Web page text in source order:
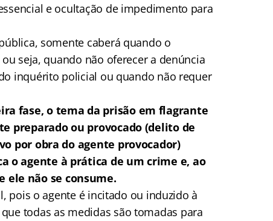
e ocultação de impedimento para
somente caberá quando o
seja, quando não oferecer a denúncia
inquérito policial ou quando não requer
fase, o tema da prisão em flagrante
preparado ou provocado (delito de
por obra do agente provocador)
o agente à prática de um crime e, ao
ele não se consume.
pois o agente é incitado ou induzido à
todas as medidas são tomadas para